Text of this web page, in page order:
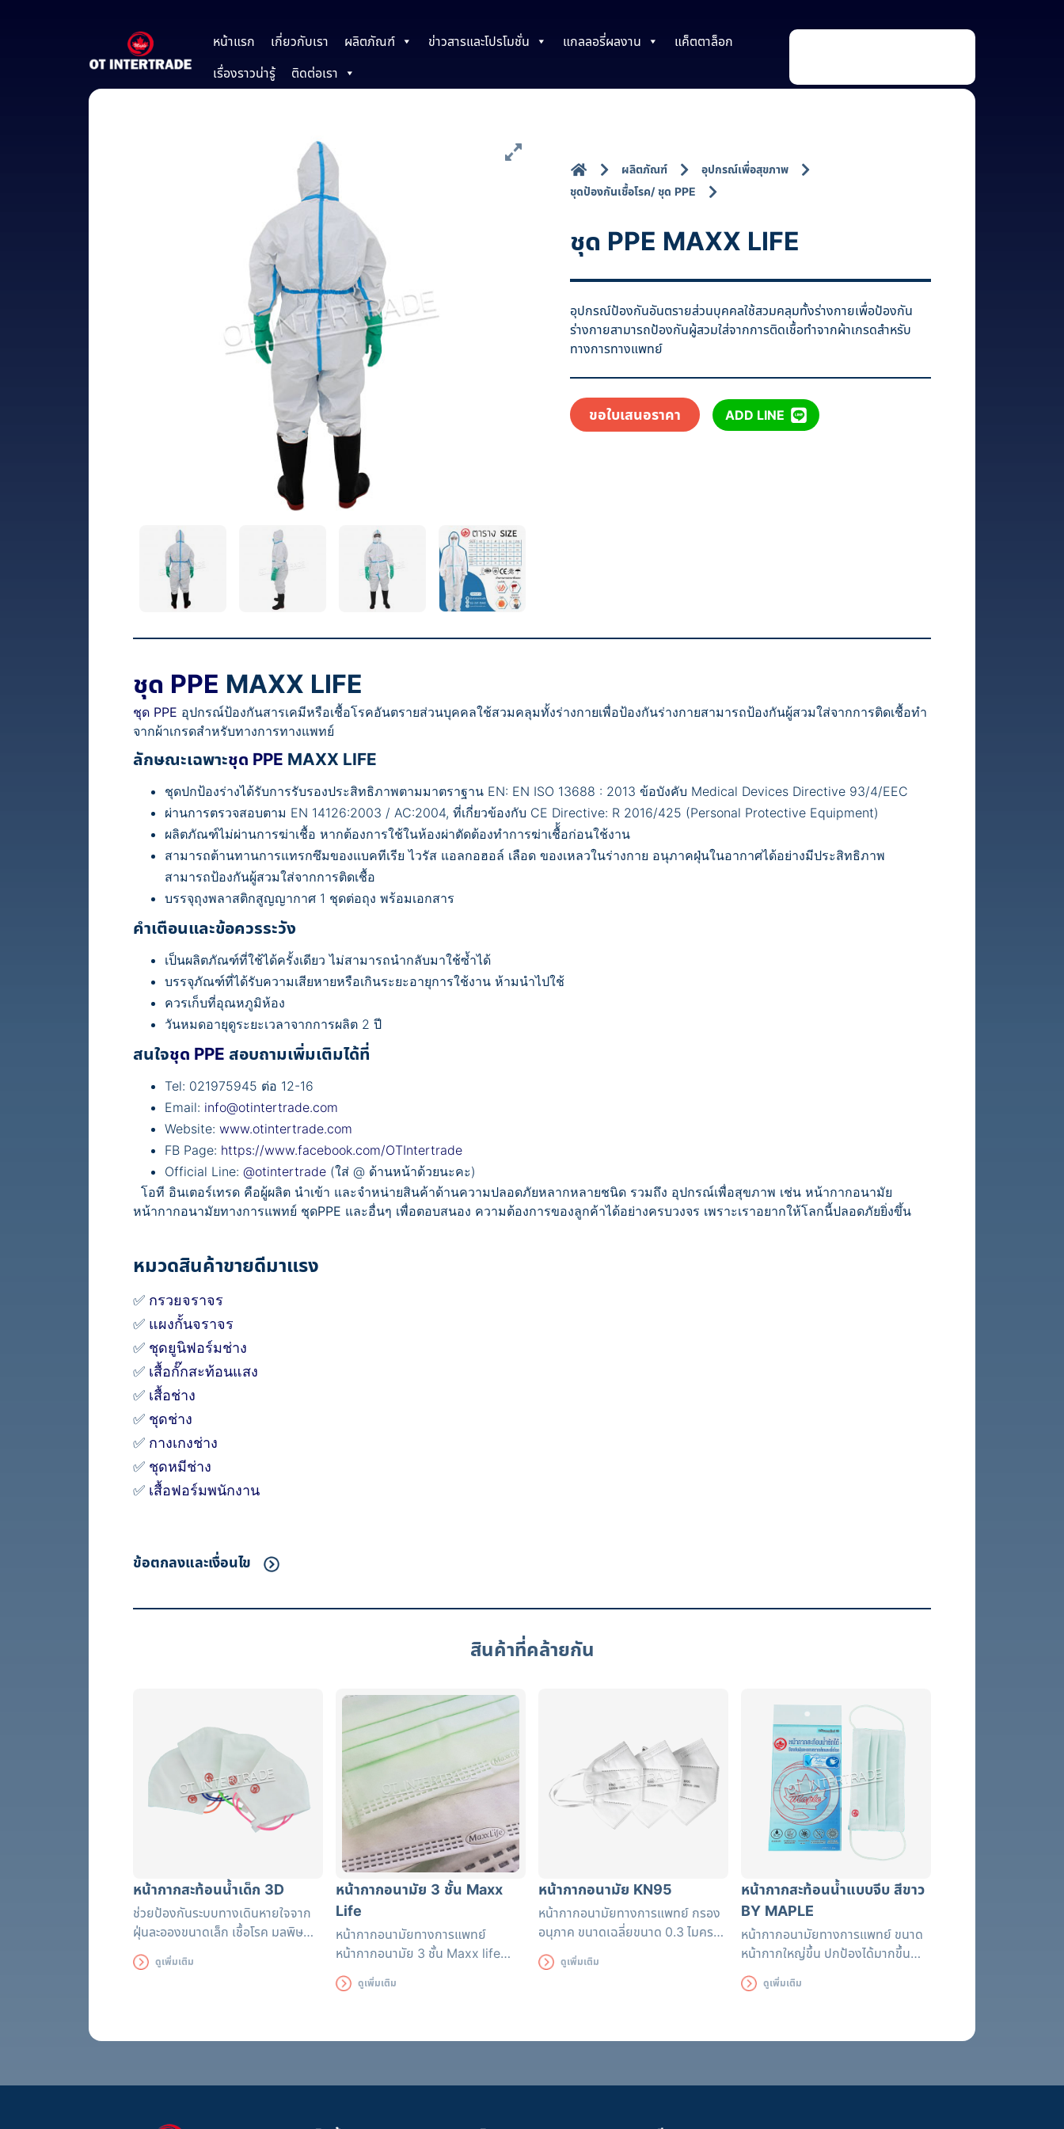
หน้าแรก เกี่ยวกับเรา ผลิตภัณฑ์ ข่าวสารและโปรโมชั่น แกลลอรี่ผลงาน
แค็ตตาล็อก
เรื่องราวน่ารู้
ติดต่อเรา d
u
a
ผลิตภัณฑ์
อุปกรณ์เพื่อสุขภาพ
ชุดป้องกันเชื้อโรค/ ชุด PPE
ชุด PPE MAXX LIFE
อุปกรณ์ป้องกันอันตรายส่วนบุคคลใช้สวมคลุมทั้งร่างกายเพื่อป้องกัน
ร่างกายสามารถป้องกันผู้สวมใส่จากการติดเชื้อทำจากผ้าเกรดสำหรับ
ทางการทางแพทย์
ขอใบเสนอราคา ADD LINE
ชุด PPE MAXX LIFE
ชุด PPE อุปกรณ์ป้องกันสารเคมีหรือเชื้อโรคอันตรายส่วนบุคคลใช้สวมคลุมทั้งร่างกายเพื่อป้องกันร่างกายสามารถป้องกันผู้สวมใส่จากการติดเชื้อทำ
จากผ้าเกรดสำหรับทางการทางแพทย์
ลักษณะเฉพาะชุด PPE MAXX LIFE
ชุดปกป้องร่างได้รับการรับรองประสิทธิภาพตามมาตราฐาน EN: EN ISO 13688 : 2013 ข้อบังคับ Medical Devices Directive 93/4/EEC
ผ่านการตรวจสอบตาม EN 14126:2003 / AC:2004, ที่เกี่ยวข้องกับ CE Directive: R 2016/425 (Personal Protective Equipment)
ผลิตภัณฑ์ไม่ผ่านการฆ่าเชื้อ หากต้องการใช้ในห้องผ่าตัดต้องทำการฆ่าเชื้้อก่อนใช้งาน
สามารถต้านทานการแทรกซึมของแบคทีเรีย ไวรัส แอลกอฮอล์ เลือด ของเหลวในร่างกาย อนุภาคฝุ่นในอากาศได้อย่างมีประสิทธิภาพ
สามารถป้องกันผู้สวมใส่จากการติดเชื้อ
บรรจุถุงพลาสติกสูญญากาศ 1 ชุดต่อถุง พร้อมเอกสาร
คำเตือนและข้อควรระวัง
เป็นผลิตภัณฑ์ที่ใช้ได้ครั้งเดียว ไม่สามารถนำกลับมาใช้ซ้ำได้
บรรจุภัณฑ์ที่ได้รับความเสียหายหรือเกินระยะอายุการใช้งาน ห้ามนำไปใช้
ควรเก็บที่อุณหภูมิห้อง
วันหมดอายุดูระยะเวลาจากการผลิต 2 ปี
สนใจชุด PPE สอบถามเพิ่มเติมได้ที่
Tel: 021975945 ต่อ 12-16
Email: info@otintertrade.com
Website: www.otintertrade.com
FB Page: https://www.facebook.com/OTIntertrade
Official Line: @otintertrade (ใส่ @ ด้านหน้าด้วยนะคะ)
โอที อินเตอร์เทรด คือผู้ผลิต นำเข้า และจำหน่ายสินค้าด้านความปลอดภัยหลากหลายชนิด รวมถึง อุปกรณ์เพื่อสุขภาพ เช่น หน้ากากอนามัย
หน้ากากอนามัยทางการแพทย์ ชุดPPE และอื่นๆ เพื่อตอบสนอง ความต้องการของลูกค้าได้อย่างครบวงจร เพราะเราอยากให้โลกนี้ปลอดภัยยิ่งขึ้น
หมวดสินค้าขายดีมาแรง
✅ กรวยจราจร
✅ แผงกั้นจราจร
✅ ชุดยูนิฟอร์มช่าง
✅ เสื้อกั๊กสะท้อนแสง
✅ เสื้อช่าง
✅ ชุดช่าง
✅ กางเกงช่าง
✅ ชุดหมีช่าง
✅ เสื้อฟอร์มพนักงาน
ข้อตกลงและเงื่อนไข
สินค้าที่คล้ายกัน
หน้ากากสะท้อนน้ำเด็ก 3D
ช่วยป้องกันระบบทางเดินหายใจจาก
ฝุ่นละอองขนาดเล็ก เชื้อโรค มลพิษ
สารพิษ สามารถซักได้ 30 ครั้งเมื่อทำ
ตามคำแนะนำในการทำความสะอาด
ดูเพิ่มเติม
หน้ากากอนามัย 3 ชั้น Maxx
Life
หน้ากากอนามัยทางการแพทย์
หน้ากากอนามัย 3 ชั้น Maxx life
ผลิตในประเทศไทย ผ่านการทดสอบ
และรับรองมาตราฐาน NELSON
ดูเพิ่มเติม
หน้ากากอนามัย KN95
หน้ากากอนามัยทางการแพทย์ กรอง
อนุภาค ขนาดเฉลี่ยขนาด 0.3 ไมครอน
ได้มากกว่า 95%
ดูเพิ่มเติม
หน้ากากสะท้อนน้ำแบบจีบ สีขาว
BY MAPLE
หน้ากากอนามัยทางการแพทย์ ขนาด
หน้ากากใหญ่ขึ้น ปกป้องได้มากขึ้น
สวมใส่เพื่อช่วยป้องกันระบบทางเดิน
หายใจจากฝุ่นละอองขนาดเล็ก เชื้อโรค
ดูเพิ่มเติม